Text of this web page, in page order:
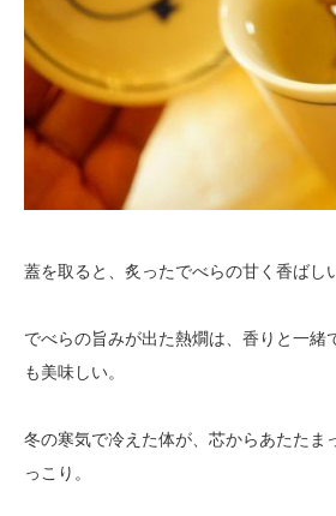
蓋を取ると、炙ったでべらの甘く香ばし
でべらの旨みが出た熱燗は、香りと一緒
も美味しい。
冬の寒気で冷えた体が、芯からあたたま
っこり。